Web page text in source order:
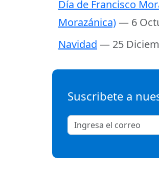
Día de Francisco
Morazánica)— 6
Navidad — 25
Suscribete a